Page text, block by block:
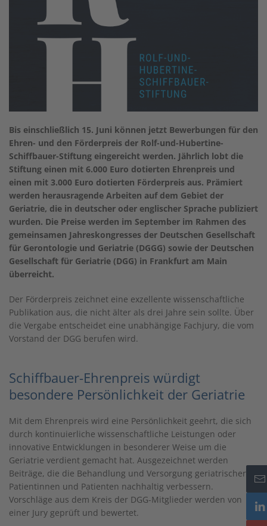
Bis einschließlich 15. Juni können jetzt Bewerbungen für den
Ehren- und den Förderpreis der Rolf-und-Hubertine-
Schiffbauer-Stiftung eingereicht werden. Jährlich lobt die
Stiftung einen mit 6.000 Euro dotierten Ehrenpreis und
einen mit 3.000 Euro dotierten Förderpreis aus. Prämiert
werden herausragende Arbeiten auf dem Gebiet der
Geriatrie, die in deutscher oder englischer Sprache publiziert
wurden. Die Preise werden im September im Rahmen des
gemeinsamen Jahreskongresses der Deutschen Gesellschaft
für Gerontologie und Geriatrie (DGGG) sowie der Deutschen
Gesellschaft für Geriatrie (DGG) in Frankfurt am Main
überreicht.
Der Förderpreis zeichnet eine exzellente wissenschaftliche
Publikation aus, die nicht älter als drei Jahre sein sollte. Über
die Vergabe entscheidet eine unabhängige Fachjury, die vom
Vorstand der DGG berufen wird.
Schiffbauer-Ehrenpreis würdigt
besondere Persönlichkeit der Geriatrie
Mit dem Ehrenpreis wird eine Persönlichkeit geehrt, die sich
durch kontinuierliche wissenschaftliche Leistungen oder
innovative Entwicklungen in besonderer Weise um die
Geriatrie verdient gemacht hat. Ausgezeichnet werden
Beiträge, die die Behandlung und Versorgung geriatrischer
Patientinnen und Patienten nachhaltig verbessern.
Vorschläge aus dem Kreis der DGG-Mitglieder werden von
einer Jury geprüft und bewertet.